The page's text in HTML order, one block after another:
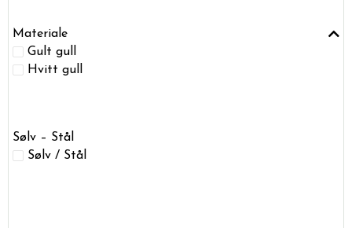
Materiale
Gult gull
Hvitt gull
Sølv – Stål
Sølv / Stål